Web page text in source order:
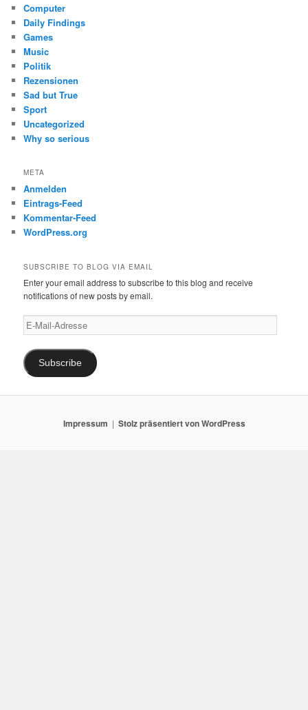
Computer
Daily Findings
Games
Music
Politik
Rezensionen
Sad but True
Sport
Uncategorized
Why so serious
META
Anmelden
Eintrags-Feed
Kommentar-Feed
WordPress.org
SUBSCRIBE TO BLOG VIA EMAIL
Enter your email address to subscribe to this blog and receive
notifications of new posts by email.
E-
Mail-
Adresse
Subscribe
Impressum Stolz präsentiert von WordPress